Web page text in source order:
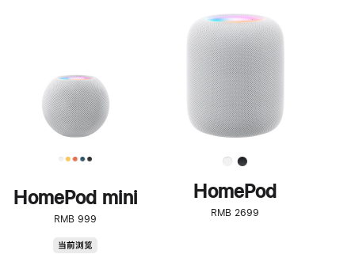
HomePod mini
RMB 999
当前浏览
步
了
解
HomePod<
HomePod
RMB 2699